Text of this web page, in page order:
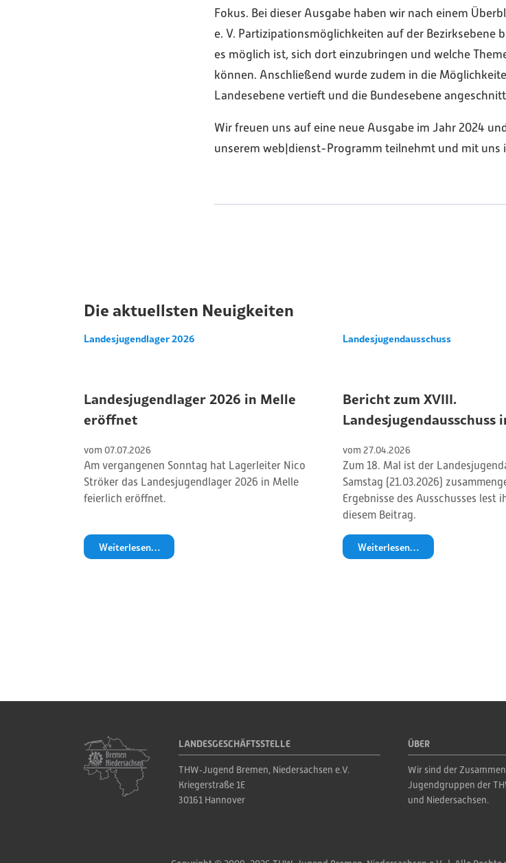
Fokus. Bei dieser Ausgabe haben wir nach einem
e. V. Partizipationsmöglichkeiten auf der Bezirksebene
es möglich ist, sich dort einzubringen und welche
können. Anschließend wurde zudem in die
Landesebene vertieft und die Bundesebene
Wir freuen uns auf eine neue Ausgabe im Jahr 2024
unserem web|dienst-Programm teilnehmt und mit uns
Die aktuellsten Neuigkeiten
Landesjugendlager 2026
Landesjugendlager 2026 in Melle
eröffnet
vom 07.07.2026
Am vergangenen Sonntag hat Lagerleiter Nico
Ströker das Landesjugendlager 2026 in Melle
feierlich eröffnet.
Weiterlesen…
Landesjugendausschuss
Bericht zum XVIII.
Landesjugendausschuss
vom 27.04.2026
Zum 18. Mal ist der
Samstag (21.03.2026)
Ergebnisse des Ausschusses lest
diesem Beitrag.
Weiterlesen…
LANDESGESCHÄFTSSTELLE
THW‑Jugend Bremen, Niedersachsen e.V.
Kriegerstraße 1E
30161 Hannover
ÜBER
Wir sind der
Jugendgruppen der
und Niedersachsen.